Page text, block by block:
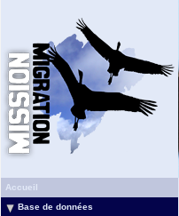
Accueil
Base de données